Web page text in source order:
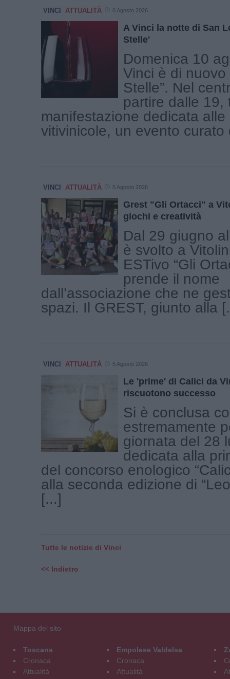
VINCI ATTUALITÀ 6 Agosto 2026
A Vinci la notte di San
Stelle'
Domenica 10
Vinci è di nuovo
Stelle”. Nel
partire dalle 19,
manifestazione dedicata
vitivinicole, un evento curato
VINCI ATTUALITÀ 5 Agosto 2026
Grest "Gli Ortacci" a
giochi e creatività
Dal 29 giugno
è svolto a
ESTivo “Gli
prende il nome
dall’associazione che ne
spazi. Il GREST, giunto alla
VINCI ATTUALITÀ 5 Agosto 2026
Le 'prime' di Calici da
riscuotono successo
Si è conclusa
estremamente
giornata del 28
dedicata alla
del concorso enologico
alla seconda edizione di
[...]
Tutte le notizie di Vinci
<< Indietro
Mappa del sito
Toscana
Cronaca
Attualità
Empolese Valdelsa
Cronaca
Attualità